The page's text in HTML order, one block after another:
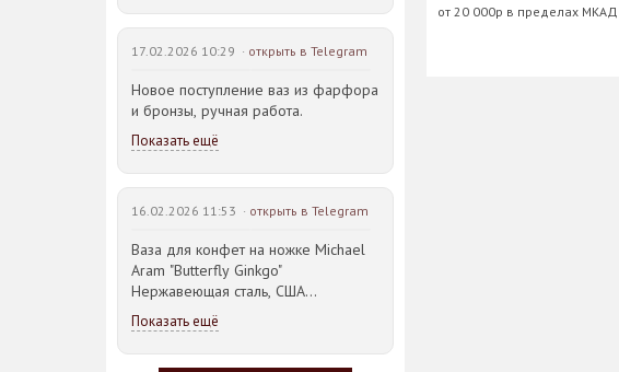
от 20 000р в пределах МКАД
17.02.2026 10:29 · открыть в Telegram
Новое поступление ваз из фарфора
и бронзы, ручная работа.
Показать ещё
16.02.2026 11:53 · открыть в Telegram
Ваза для конфет на ножке Michael
Aram "Butterfly Ginkgo"
Нержавеющая сталь, США
23,5*21,5*14,5см
Идея такого дизайна предметов
Показать ещё